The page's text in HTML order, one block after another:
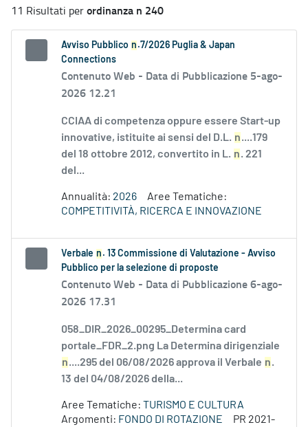
11 Risultati perordinanza n 240
Avviso Pubblico n .7/2026 Puglia & Japan
Connections
Contenuto Web - Data di Pubblicazione 5-ago-
2026 12.21
CCIAA di competenza oppure essere Start-up
innovative, istituite ai sensi del D.L. n....179
del 18 ottobre 2012, convertito in L. n. 221
del...
Annualità: 2026
Aree Tematiche:
COMPETITIVITÀ, RICERCA E INNOVAZIONE
Verbale n . 13 Commissione di Valutazione - Avviso
Pubblico per la selezione di proposte
Contenuto Web - Data di Pubblicazione 6-ago-
2026 17.31
058_DIR_2026_00295_Determina card
portale_FDR_2.png La Determina dirigenziale
n....295 del 06/08/2026 approva il Verbale n.
13 del 04/08/2026 della...
Aree Tematiche: TURISMO E CULTURA
Argomenti: FONDO DI ROTAZIONE
PR 2021-